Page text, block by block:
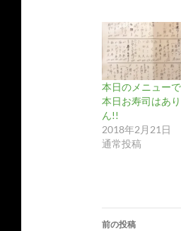
本日のメニュー
本日お寿司はあ
ん!!
2018年2月21日
通常投稿
投
前の投稿